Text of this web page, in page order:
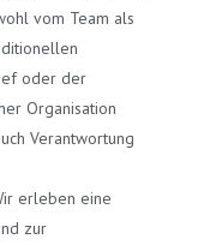
vom Team als
oder der
Organisation
Verantwortung
erleben eine
zur